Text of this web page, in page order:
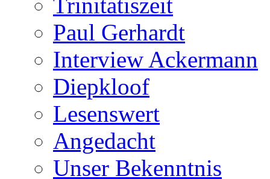
Paul Gerhardt
Interview Ackermann
Diepkloof
Lesenswert
Angedacht
Unser Bekenntnis